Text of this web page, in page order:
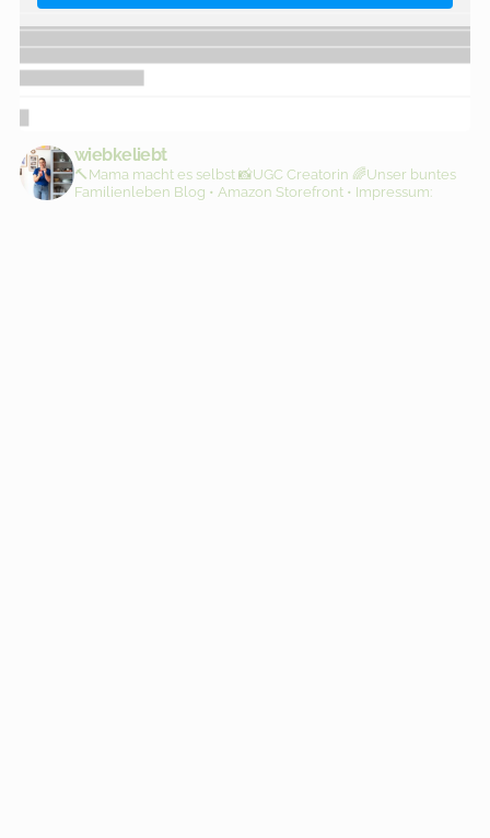
wiebkeliebt
🔨Mama macht es selbst📸UGC Creatorin 🌈Unser buntes
Familienleben Blog • Amazon Storefront • Impressum: